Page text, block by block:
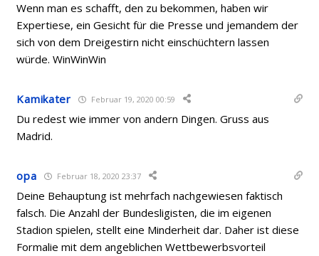
Wenn man es schafft, den zu bekommen, haben wir
Expertiese, ein Gesicht für die Presse und jemandem der
sich von dem Dreigestirn nicht einschüchtern lassen
würde. WinWinWin
Kamikater Februar 19, 2020 00:59
Du redest wie immer von andern Dingen. Gruss aus
Madrid.
opa Februar 18, 2020 23:37
Deine Behauptung ist mehrfach nachgewiesen faktisch
falsch. Die Anzahl der Bundesligisten, die im eigenen
Stadion spielen, stellt eine Minderheit dar. Daher ist diese
Formalie mit dem angeblichen Wettbewerbsvorteil